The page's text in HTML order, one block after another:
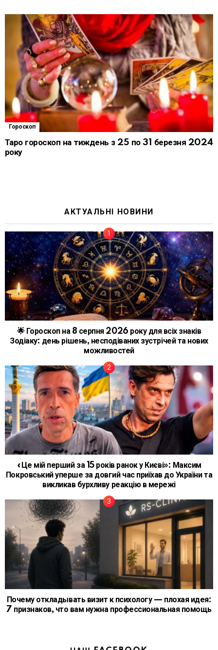
Гороскоп
Таро гороскоп на тиждень з 25 по 31 березня 2024
року
АКТУАЛЬНІ НОВИНИ
🌟 Гороскоп на 8 серпня 2026 року для всіх знаків
Зодіаку: день рішень, несподіваних зустрічей та нових
можливостей
«Це мій перший за 15 років ранок у Києві»: Максим
Покровський уперше за довгий час приїхав до України та
викликав бурхливу реакцію в мережі
Почему откладывать визит к психологу — плохая идея:
7 признаков, что вам нужна профессиональная помощь